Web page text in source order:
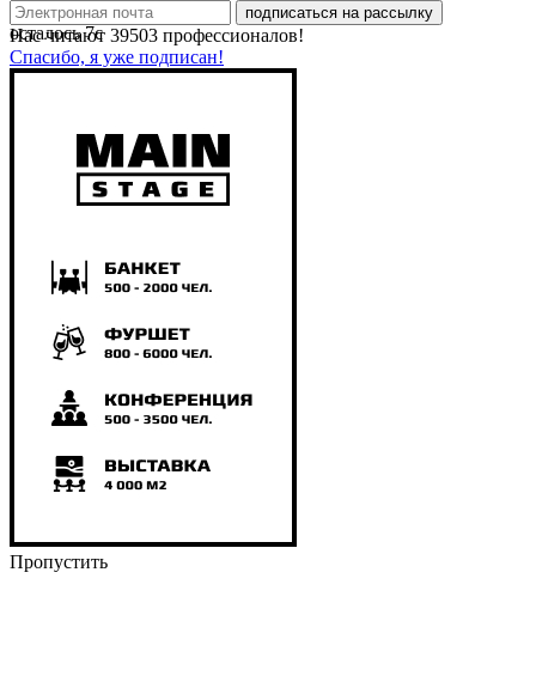
подписаться на рассылку
Нас читают 39503 профессионалов!
Спасибо, я уже подписан!
осталось7с
Пропустить